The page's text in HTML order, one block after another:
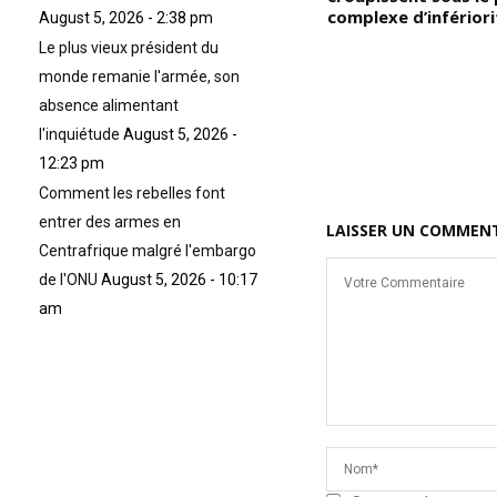
Maât, la vraie vie commence
au-delà de la mort terrestre,
et ils ont transcendé la dualité
elle-même, c’est-à-dire la
constitution (triple, septuple,
complexe
LAISSER UN
August 5, 2026 - 2:38 pm
Le plus vieux président du
monde remanie l'armée, son
absence alimentant
l'inquiétude August 5, 2026 -
12:23 pm
Comment les rebelles font
entrer des armes en
Centrafrique malgré l'embargo
de l'ONU August 5, 2026 - 10:17
am